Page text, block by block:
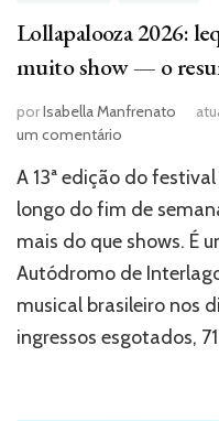
Lollapalooza 2026:
muito show — o
porIsabella Manfrenato
um comentário
2026:
leques,
lágrimas
e
muito
show
—
A 13ª edição do
longo do fim de
mais do que shows. É
Autódromo de
musical brasileiro nos
ingressos esgotados,